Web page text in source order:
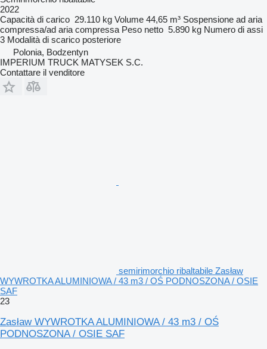
2022
Capacità di carico 29.110 kg Volume 44,65 m³ Sospensione ad aria
compressa/ad aria compressa Peso netto 5.890 kg Numero di assi
3 Modalità di scarico posteriore
Polonia, Bodzentyn
IMPERIUM TRUCK MATYSEK S.C.
Contattare il venditore
semirimorchio ribaltabile Zasław
WYWROTKA ALUMINIOWA / 43 m3 / OŚ PODNOSZONA / OSIE
SAF
23
Zasław WYWROTKA ALUMINIOWA / 43 m3 / OŚ
PODNOSZONA / OSIE SAF